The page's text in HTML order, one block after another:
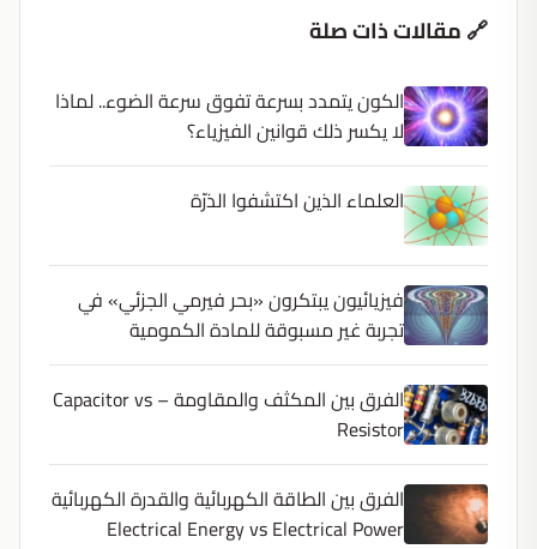
🔗 مقالات ذات صلة
الكون يتمدد بسرعة تفوق سرعة الضوء.. لماذا
لا يكسر ذلك قوانين الفيزياء؟
العلماء الذين اكتشفوا الذرّة
فيزيائيون يبتكرون «بحر فيرمي الجزئي» في
تجربة غير مسبوقة للمادة الكمومية
الفرق بين المكثف والمقاومة – Capacitor vs
Resistor
الفرق بين الطاقة الكهربائية والقدرة الكهربائية
Electrical Energy vs Electrical Power